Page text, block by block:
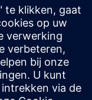
betrekking